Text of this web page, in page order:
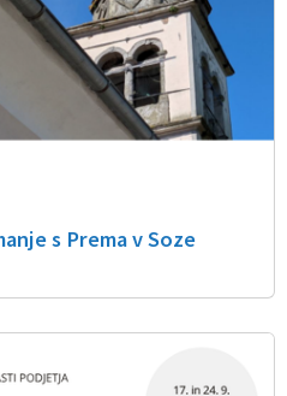
s Prema v Soze